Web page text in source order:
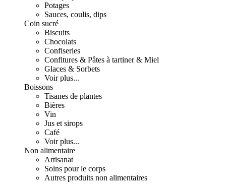
Potages
Sauces, coulis, dips
Coin sucré
Biscuits
Chocolats
Confiseries
Confitures & Pâtes à tartiner & Miel
Glaces & Sorbets
Voir plus...
Boissons
Tisanes de plantes
Bières
Vin
Jus et sirops
Café
Voir plus...
Non alimentaire
Artisanat
Soins pour le corps
Autres produits non alimentaires